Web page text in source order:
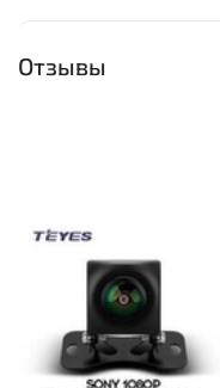
Отзывы